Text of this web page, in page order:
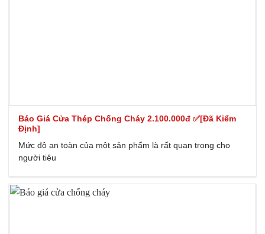
Báo Giá Cửa Thép Chống Cháy 2.100.000đ ✅[Đã Kiểm
Định]
Mức độ an toàn của một sản phẩm là rất quan trọng cho
người tiêu